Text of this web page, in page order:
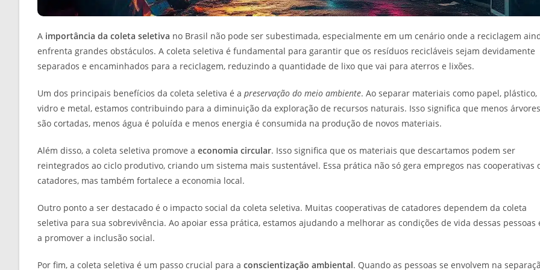
A importância da coleta seletiva no Brasil não pode ser subestimada, especialmente em um cenário onde a reciclagem
enfrenta grandes obstáculos. A coleta seletiva é fundamental para garantir que os resíduos recicláveis sejam devidamente
separados e encaminhados para a reciclagem, reduzindo a quantidade de lixo que vai para aterros e lixões.
Um dos principais benefícios da coleta seletiva é a preservação do meio ambiente. Ao separar materiais como papel, plástico,
vidro e metal, estamos contribuindo para a diminuição da exploração de recursos naturais. Isso significa que menos árvores
são cortadas, menos água é poluída e menos energia é consumida na produção de novos materiais.
Além disso, a coleta seletiva promove a economia circular. Isso significa que os materiais que descartamos podem ser
reintegrados ao ciclo produtivo, criando um sistema mais sustentável. Essa prática não só gera empregos nas cooperativas
catadores, mas também fortalece a economia local.
Outro ponto a ser destacado é o impacto social da coleta seletiva. Muitas cooperativas de catadores dependem da coleta
seletiva para sua sobrevivência. Ao apoiar essa prática, estamos ajudando a melhorar as condições de vida dessas pessoas
a promover a inclusão social.
Por fim, a coleta seletiva é um passo crucial para a conscientização ambiental. Quando as pessoas se envolvem na